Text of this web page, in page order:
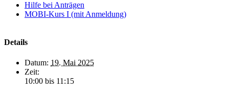
Hilfe bei Anträgen
MOBI-Kurs I (mit Anmeldung)
Details
Datum: 19. Mai 2025
Zeit:
10:00 bis 11:15